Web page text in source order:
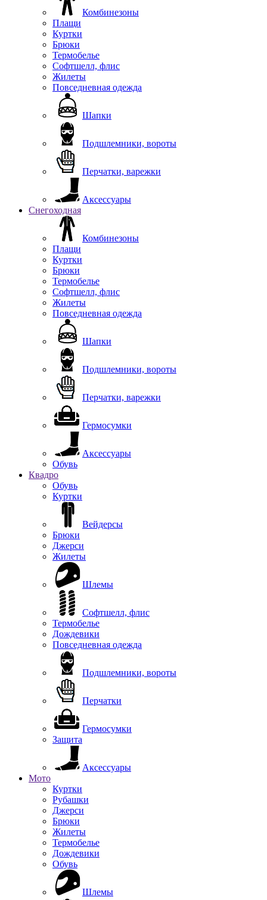
Комбинезоны
Плащи
Куртки
Брюки
Термобелье
Софтшелл, флис
Жилеты
Повседневная одежда
Шапки
Подшлемники, вороты
Перчатки, варежки
Аксессуары
Снегоходная
Комбинезоны
Плащи
Куртки
Брюки
Термобелье
Софтшелл, флис
Жилеты
Повседневная одежда
Шапки
Подшлемники, вороты
Перчатки, варежки
Гермосумки
Аксессуары
Обувь
Квадро
Обувь
Куртки
Вейдерсы
Брюки
Джерси
Жилеты
Шлемы
Софтшелл, флис
Термобелье
Дождевики
Повседневная одежда
Подшлемники, вороты
Перчатки
Гермосумки
Защита
Аксессуары
Мото
Куртки
Рубашки
Джерси
Брюки
Жилеты
Термобелье
Дождевики
Обувь
Шлемы